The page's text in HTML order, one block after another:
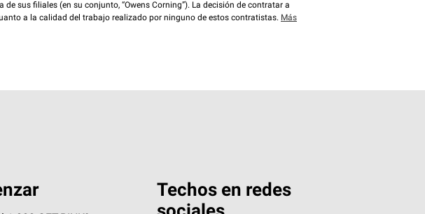
sus filiales (en su conjunto, “Owens Corning”). La decisión de contratar a
a la calidad del trabajo realizado por ninguno de estos contratistas. Más
Techos en redes